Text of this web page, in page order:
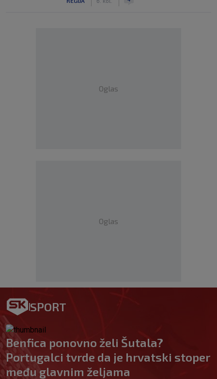
Oglas
Oglas
SPORT
Benfica ponovno želi Šutala?
Portugalci tvrde da je hrvatski stoper
među glavnim željama